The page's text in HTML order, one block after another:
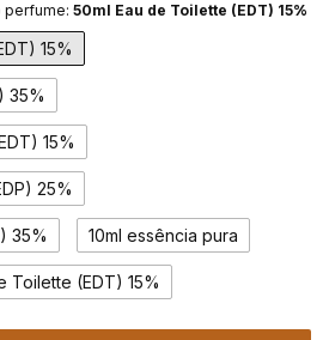
perfume: 50ml Eau de Toilette (EDT) 15%
15%
35%
15%
25%
35% 10ml essência pura
Toilette (EDT) 15%